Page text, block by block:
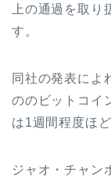
上の通過を取
す。
同社の発表によ
ののビットコイ
は1週間程度ほ
ジャオ・チャン